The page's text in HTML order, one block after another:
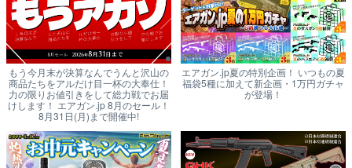
もう今月末が決算なんでうんと沢山の
商品たちをアルだけ目一杯の大奉仕！
力の限りお値引きをして総力戦でお届
けします！ エアガン.jp 8月のセール！
8月31日(月)まで開催中!
エアガン.jp夏の特別企画！ いつもの夏
福袋5種に加えて新企画・1万円ガチャ
が登場！